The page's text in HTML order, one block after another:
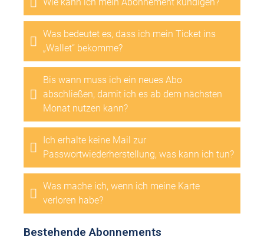
Was bedeutet es, dass ich mein Ticket ins
„Wallet“ bekomme?
Bis wann muss ich ein neues Abo
abschließen, damit ich es ab dem nächsten
Monat nutzen kann?
Ich erhalte keine Mail zur
Passwortwiederherstellung, was kann ich tun?
Was mache ich, wenn ich meine Karte
verloren habe?
Bestehende Abonnements